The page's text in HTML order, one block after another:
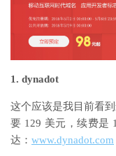
1. dynadot
这个应该是我目前看
要 129 美元，续费是
达： www.dynadot.com